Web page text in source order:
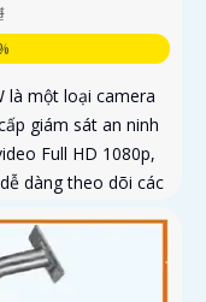
là một loại camera
giám sát an ninh
Full HD 1080p,
dàng theo dõi các